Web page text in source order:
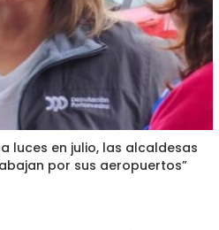
luces en julio, las alcaldesas
por sus aeropuertos”